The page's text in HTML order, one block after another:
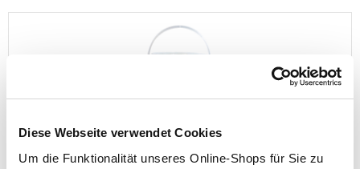
Diese Webseite verwendet Cookies
Um die Funktionalität unseres Online-Shops für Sie zu